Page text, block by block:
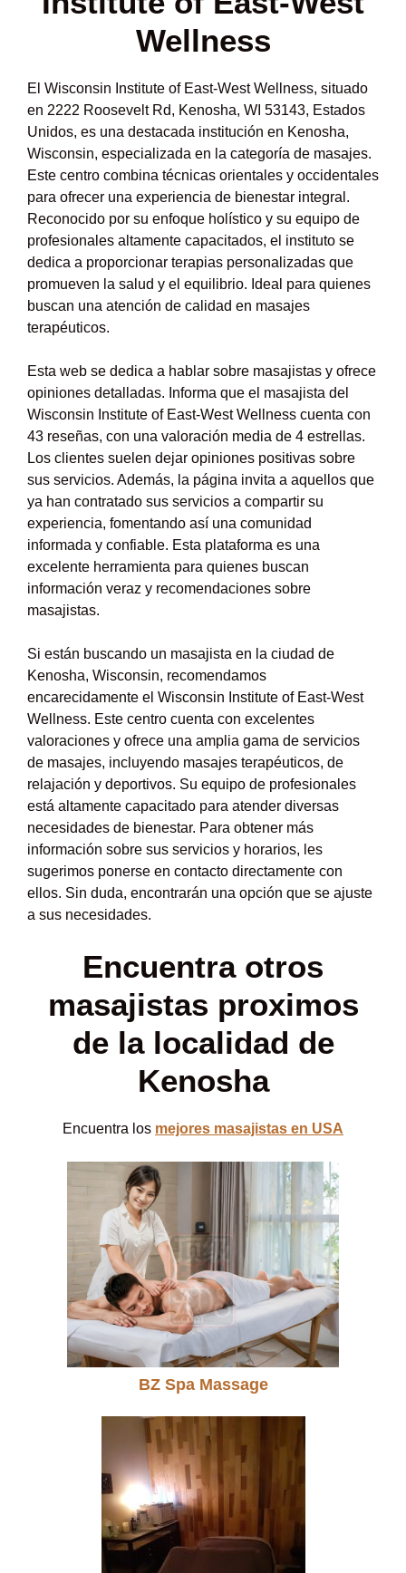
Wellness
El Wisconsin Institute of East-West Wellness, situado
en 2222 Roosevelt Rd, Kenosha, WI 53143, Estados
Unidos, es una destacada institución en Kenosha,
Wisconsin, especializada en la categoría de masajes.
Este centro combina técnicas orientales y occidentales
para ofrecer una experiencia de bienestar integral.
Reconocido por su enfoque holístico y su equipo de
profesionales altamente capacitados, el instituto se
dedica a proporcionar terapias personalizadas que
promueven la salud y el equilibrio. Ideal para quienes
buscan una atención de calidad en masajes
terapéuticos.
Esta web se dedica a hablar sobre masajistas y ofrece
opiniones detalladas. Informa que el masajista del
Wisconsin Institute of East-West Wellness cuenta con
43 reseñas, con una valoración media de 4 estrellas.
Los clientes suelen dejar opiniones positivas sobre
sus servicios. Además, la página invita a aquellos que
ya han contratado sus servicios a compartir su
experiencia, fomentando así una comunidad
informada y confiable. Esta plataforma es una
excelente herramienta para quienes buscan
información veraz y recomendaciones sobre
masajistas.
Si están buscando un masajista en la ciudad de
Kenosha, Wisconsin, recomendamos
encarecidamente el Wisconsin Institute of East-West
Wellness. Este centro cuenta con excelentes
valoraciones y ofrece una amplia gama de servicios
de masajes, incluyendo masajes terapéuticos, de
relajación y deportivos. Su equipo de profesionales
está altamente capacitado para atender diversas
necesidades de bienestar. Para obtener más
información sobre sus servicios y horarios, les
sugerimos ponerse en contacto directamente con
ellos. Sin duda, encontrarán una opción que se ajuste
a sus necesidades.
Encuentra otros
masajistas proximos
de la localidad de
Kenosha
Encuentra los mejores masajistas en USA
BZ Spa Massage